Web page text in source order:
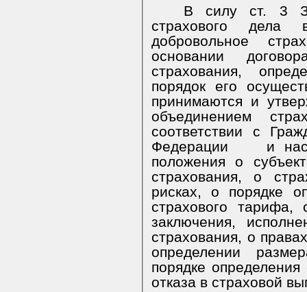
В силу ст. 3
страхового дела
добровольное
основании
страхования,
порядок его
принимаются и
объединением
соответствии с
Федерации
и
положения о
страхования, о
рисках, о порядке
страхового тарифа,
заключения,
страхования, о
определении
порядке
отказа в страховой